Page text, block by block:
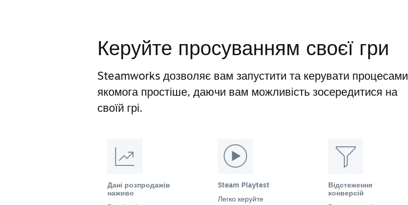
Керуйте просуванням своєї гри
Steamworks дозволяє вам запустити та керувати процесами
якомога простіше, даючи вам можливість зосередитися на
своїй грі.
Дані розпродажів
наживо
Steam Playtest
Легко керуйте
Відстеження
конверсій